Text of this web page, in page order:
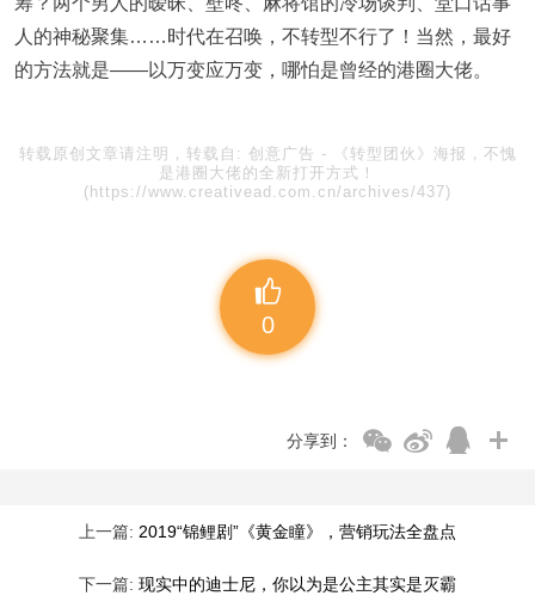
人的神秘聚集……时代在召唤，不转型不行了！当然，最好
的方法就是——以万变应万变，哪怕是曾经的港圈大佬。
转载原创文章请注明，转载自: 创意广告 -
《转型团伙》海报，不愧
是港圈大佬的全新打开方式！
(https://www.creativead.com.cn/archives/437)
0
分享到：
上一篇: 2019“锦鲤剧”《黄金瞳》，营销玩法全盘点
下一篇: 现实中的迪士尼，你以为是公主其实是灭霸